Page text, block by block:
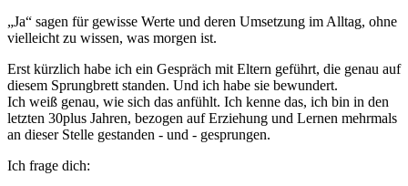
„Ja“ sagen für gewisse Werte und deren Umsetzung im Alltag, ohne
vielleicht zu wissen, was morgen ist.
Erst kürzlich habe ich ein Gespräch mit Eltern geführt, die genau auf
diesem Sprungbrett standen. Und ich habe sie bewundert.
Ich weiß genau, wie sich das anfühlt. Ich kenne das, ich bin in den
letzten 30plus Jahren, bezogen auf Erziehung und Lernen mehrmals
an dieser Stelle gestanden - und - gesprungen.
Ich frage dich: